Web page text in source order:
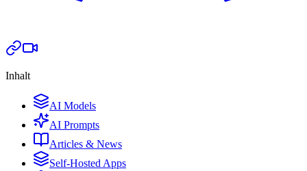
Inhalt
AI Models
AI Prompts
Articles & News
Self-Hosted Apps